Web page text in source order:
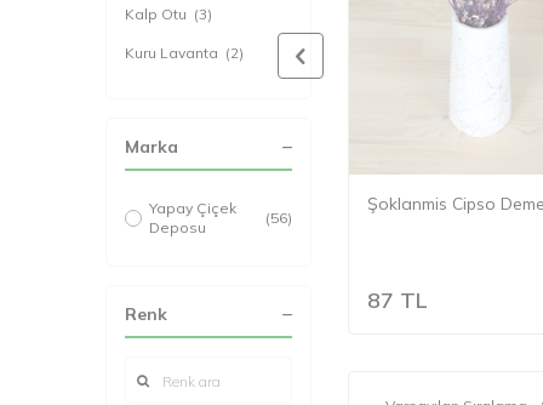
Kalp Otu (3)
Kuru Lavanta (2)
Kuş Otu(6)
Amaranthus(1)
Luna(Keten) Otu
Marka
Yapay Çiçek
Deposu
(56)
Renk
Şoklanmış Dökülmeye
Dayanıklı Gerçek Lavanta
Şoklanmis Cipso
87 TL